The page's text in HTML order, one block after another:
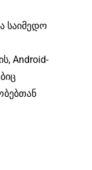
საიმედო
Android-